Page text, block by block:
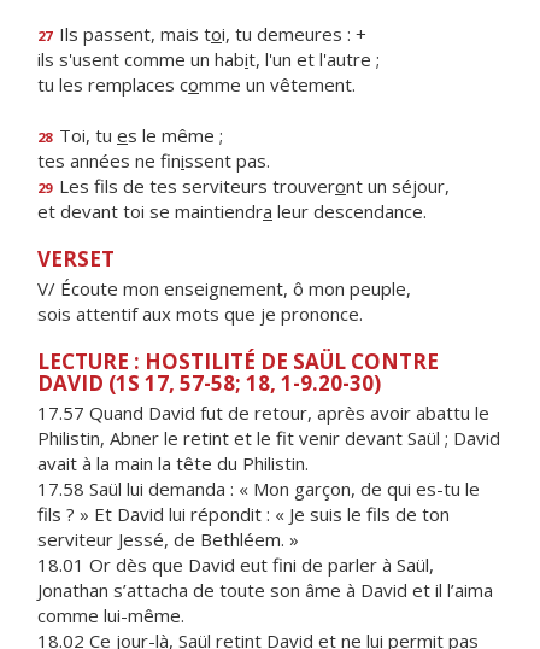
27 Ils passent, mais toi, tu demeures : +
ils s'usent comme un habit, l'un et l'autre ;
tu les remplaces comme un vêtement.
28 Toi, tu es le même ;
tes années ne finissent pas.
29 Les fils de tes serviteurs trouveront un séjour,
et devant toi se maintiendra leur descendance.
VERSET
V/ Écoute mon enseignement, ô mon peuple,
sois attentif aux mots que je prononce.
LECTURE : HOSTILITÉ DE SAÜL CONTRE
DAVID (1S 17, 57-58; 18, 1-9.20-30)
17.57 Quand David fut de retour, après avoir abattu le
Philistin, Abner le retint et le fit venir devant Saül ; David
avait à la main la tête du Philistin.
17.58 Saül lui demanda : « Mon garçon, de qui es-tu le
fils ? » Et David lui répondit : « Je suis le fils de ton
serviteur Jessé, de Bethléem. »
18.01 Or dès que David eut fini de parler à Saül,
Jonathan s’attacha de toute son âme à David et il l’aima
comme lui-même.
18.02 Ce jour-là, Saül retint David et ne lui permit pas